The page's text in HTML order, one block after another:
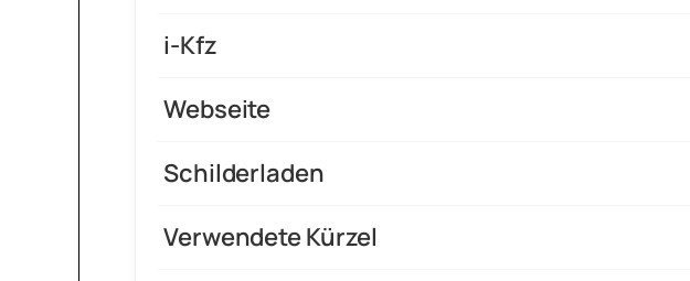
i-Kfz
Webseite
Schilderladen
Verwendete Kürzel